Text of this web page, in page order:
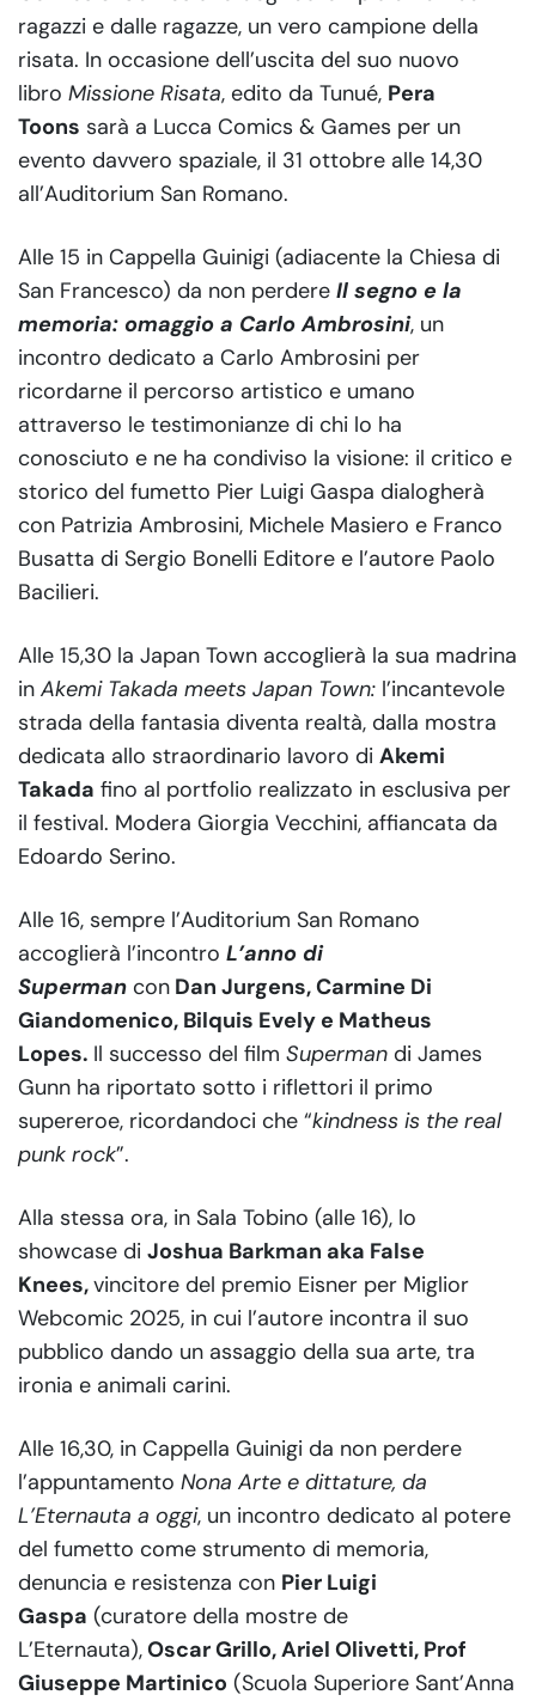
ragazzi e dalle ragazze, un vero campione della
risata. In occasione dell’uscita del suo nuovo
libro Missione Risata, edito da Tunué, Pera
Toons sarà a Lucca Comics & Games per un
evento davvero spaziale, il 31 ottobre alle 14,30
all’Auditorium San Romano.
Alle 15 in Cappella Guinigi (adiacente la Chiesa di
San Francesco) da non perdere Il segno e la
memoria: omaggio a Carlo Ambrosini, un
incontro dedicato a Carlo Ambrosini per
ricordarne il percorso artistico e umano
attraverso le testimonianze di chi lo ha
conosciuto e ne ha condiviso la visione: il critico e
storico del fumetto Pier Luigi Gaspa dialogherà
con Patrizia Ambrosini, Michele Masiero e Franco
Busatta di Sergio Bonelli Editore e l’autore Paolo
Bacilieri.
Alle 15,30 la Japan Town accoglierà la sua madrina
in Akemi Takada meets Japan Town: l’incantevole
strada della fantasia diventa realtà, dalla mostra
dedicata allo straordinario lavoro di Akemi
Takada fino al portfolio realizzato in esclusiva per
il festival. Modera Giorgia Vecchini, affiancata da
Edoardo Serino.
Alle 16, sempre l’Auditorium San Romano
accoglierà l’incontro L’anno di
Superman con Dan Jurgens, Carmine Di
Giandomenico, Bilquis Evely e Matheus
Lopes. Il successo del film Superman di James
Gunn ha riportato sotto i riflettori il primo
supereroe, ricordandoci che “kindness is the real
punk rock”.
Alla stessa ora, in Sala Tobino (alle 16), lo
showcase di Joshua Barkman aka False
Knees,vincitore del premio Eisner per Miglior
Webcomic 2025, in cui l’autore incontra il suo
pubblico dando un assaggio della sua arte, tra
ironia e animali carini.
Alle 16,30, in Cappella Guinigi da non perdere
l’appuntamento Nona Arte e dittature, da
L’Eternauta a oggi, un incontro dedicato al potere
del fumetto come strumento di memoria,
denuncia e resistenza con Pier Luigi
Gaspa (curatore della mostre de
L’Eternauta),Oscar Grillo, Ariel Olivetti, Prof
Giuseppe Martinico (Scuola Superiore Sant’Anna